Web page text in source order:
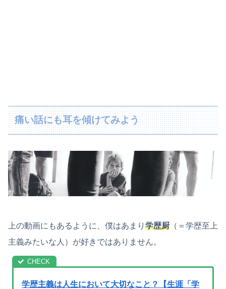
痛い話にも耳を傾けてみよう
上の動画にもあるように、僕はあまり 学歴厨 （＝学歴至上
主義みたいな人）が好きではありません。
学歴主義は人生において大切なこと？【生涯「学